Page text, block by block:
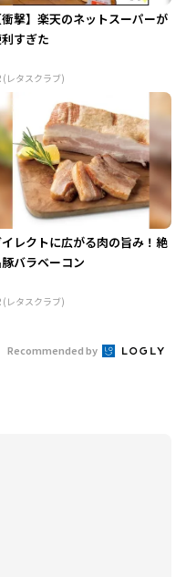
衝撃】楽天のネットスーパーが
すぎた
(レタスクラブ)
レクトに広がる肉の旨み！絶
バラベーコン
(レタスクラブ)
Recommended by